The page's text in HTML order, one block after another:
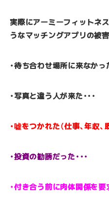
実際にアーミーフィットネ
うなマッチングアプリの被
・待ち合わせ場所に来なかった
・写真と違う人が来た・・・
・嘘をつかれた（仕事、年収、
・投資の勧誘だった・・・
・付き合う前に肉体関係を要